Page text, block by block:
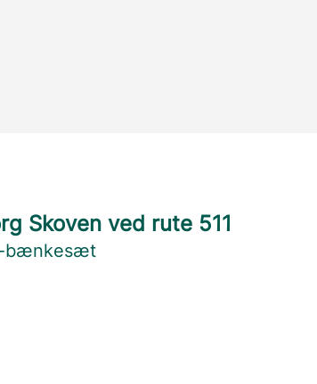
Skoven ved rute 511
bænkesæt